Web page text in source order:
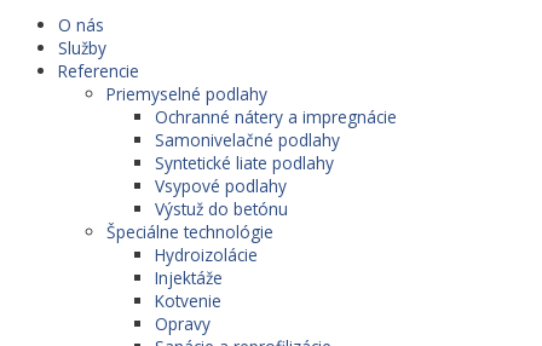
O nás
Služby
Referencie
Priemyselné podlahy
Ochranné nátery a impregnácie
Samonivelačné podlahy
Syntetické liate podlahy
Vsypové podlahy
Výstuž do betónu
Špeciálne technológie
Hydroizolácie
Injektáže
Kotvenie
Opravy